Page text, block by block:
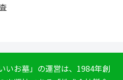
いいお墓」の運営は、1984年創